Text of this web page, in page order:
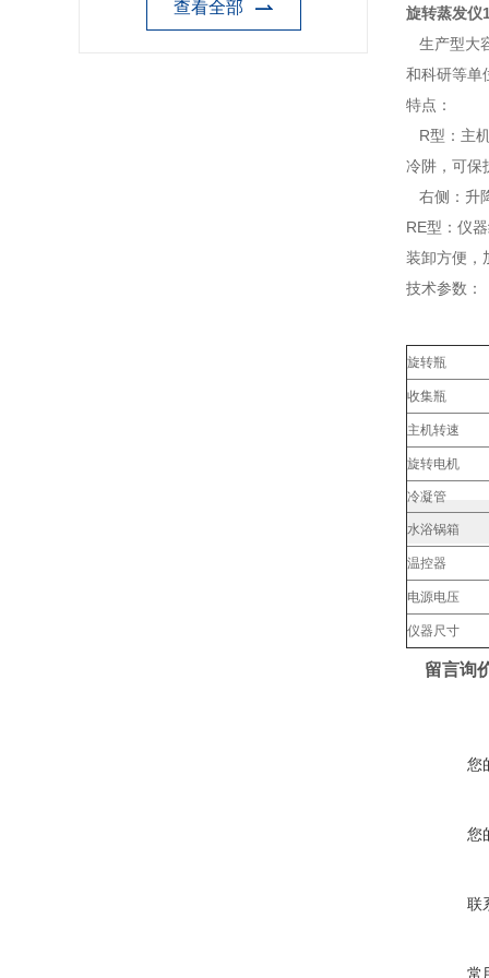
查看全部
旋转蒸发仪
生产型大
和科研等单
特点：
R型：主
冷阱，可保
右侧：升
RE型：仪
装卸方便，
技术参数：
旋转瓶
收集瓶
主机转速
旋转电机
冷凝管
水浴锅箱
温控器
电源电压
仪器尺寸
留言询
您
您
联
常